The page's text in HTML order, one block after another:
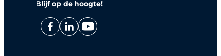
Blijf op de hoogte!